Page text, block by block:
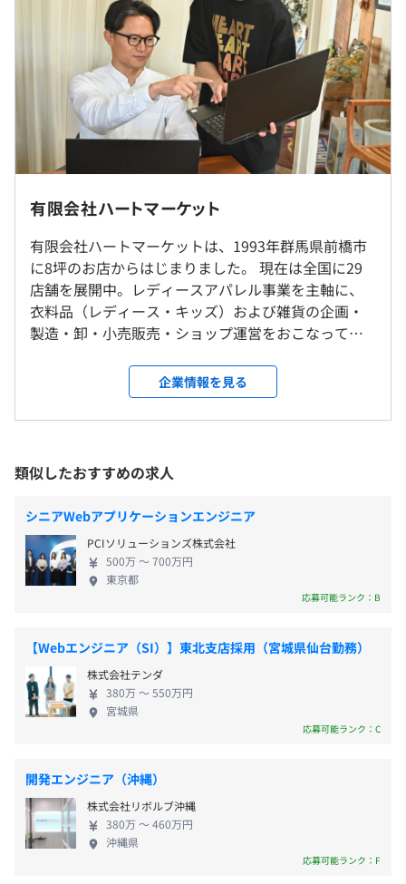
【職場の雰囲気】
・一人ひとりの成長が、チームの力となり、心地よい職場
をつくっていく。
そんな想いを共有しながら、前向きにチャレンジできる
環境です。
・経営層が近く、エンジニアリングに対する理解が得られ
ているため、開発しやすい環境です。
また、失敗に対する理解もあるため、挑戦しやすい環境
です。開発方法などについても固定したものはないため、
プロジェクトごとに柔軟に対応できます。
全社：200名
ECチーム：9名
発、要件定義～システムテスト、プロジェクトリーダー、
ディープラーニング予測モデル学習、組み込み）
2020年：さらなる挑戦の場を探していたところ理念の一
致するハートマーケットと出会い入社、社内SEとして見
◎リモート勤務OK（週2日程度のリモート勤務が可能で
す）
◎転勤はありません。
就業場所の変更範囲
＜雇入時＞
東京オフィス、および自宅
会社の定める場所（テレワークをおこなう場所も含む）
り）
（※ 想定年収は年収提示額を保証するものではありません）
9：00〜18：00（実働時間：8時間）
休憩時間：12：00～13：00（60分）
せん
《年間休日：120日》
・週休2日制（シフト制）
昇給：年1回
社会保険完備（健康保険・厚生年金加入・雇用保険・労災
保険）
無期雇用
有限会社ハートマーケット
有限会社ハートマーケットは、1993年群馬県前橋市
に8坪のお店からはじまりました。 現在は全国に29
店舗を展開中。レディースアパレル事業を主軸に、
衣料品（レディース・キッズ）および雑貨の企画・
製造・卸・小売販売・ショップ運営をおこなってい
100億円規模へと成長しました。 ハートマーケット
の洋服を通して、お客様の笑顔を集めることがわた
したちの理念です。 「モノ」を売るだけでなく、た
ます。 現在は売上1000億を目指しており、DX戦略の
最前線で活躍したいエンジニアを募集中です！ 仕事
の向き不向きよりも、前向きに取り組む姿勢・チャ
レンジ精神を重視しています。 IT部門のメンバーと
して、事業拡大に向けて一緒に頑張っていきません
か？
企業情報を見る
類似したおすすめの求人
シニアWebアプリケーションエンジニア
PCIソリューションズ株式会社
500万 〜 700万円
東京都
応募可能ランク：B
【Webエンジニア（SI）】東北支店採用（宮城県仙台勤務）
株式会社テンダ
380万 〜 550万円
宮城県
応募可能ランク：C
開発エンジニア（沖縄）
株式会社リボルブ沖縄
380万 〜 460万円
沖縄県
応募可能ランク：F